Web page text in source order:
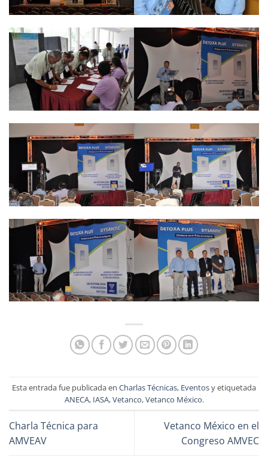
Esta entrada fue publicada en Charlas Técnicas, Eventosy etiquetada
ANECA, IASA,Vetanco,Vetanco México.
Charla Técnica para
AMVEAV
Vetanco México en el
Congreso AMVEC